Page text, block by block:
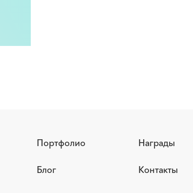
Портфолио Награды
Блог Контакты